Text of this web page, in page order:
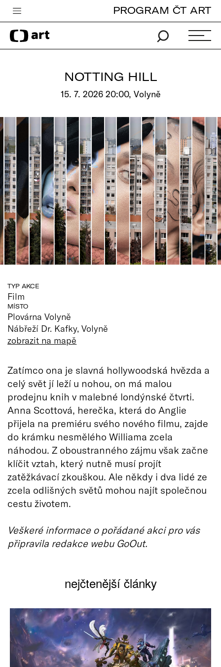
Česká televize
Zpravodajství
Pro děti
edu
Vše o ČT
PROGRAM ČT ART
NOTTING HILL
15. 7. 2026 20:00, Volyně
TYP AKCE
Film
MÍSTO
Plovárna Volyně
Nábřeží Dr. Kafky, Volyně
zobrazit na mapě
Zatímco ona je slavná hollywoodská hvězda a
celý svět jí leží u nohou, on má malou
prodejnu knih v malebné londýnské čtvrti.
Anna Scottová, herečka, která do Anglie
přijela na premiéru svého nového filmu, zajde
do krámku nesmělého Williama zcela
náhodou. Z oboustranného zájmu však začne
klíčit vztah, který nutně musí projít
zatěžkávací zkouškou. Ale někdy i dva lidé ze
zcela odlišných světů mohou najít společnou
cestu životem.
Veškeré informace o pořádané akci pro vás
připravila redakce webu GoOut.
nejčtenější články